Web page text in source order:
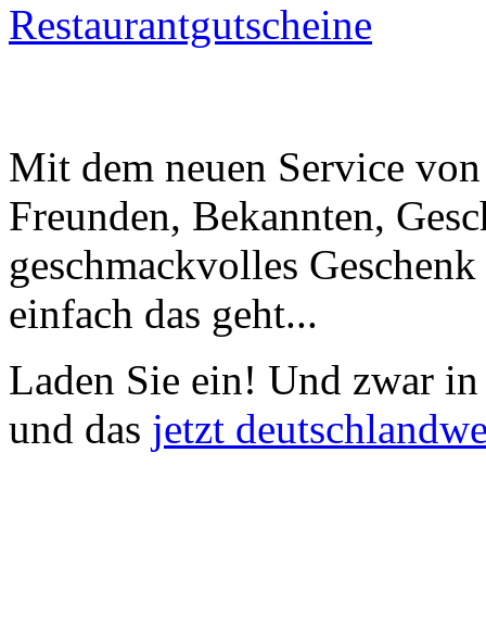
Mit dem neuen Service
Freunden, Bekannten,
geschmackvolles
einfach das geht...
Laden Sie ein! Und zwar in
und das jetzt